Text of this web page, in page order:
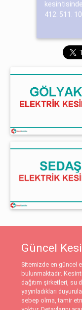
412. 511.
Güncel
Sitemizde en güncel
bulunmaktadır.
dağıtım şirketleri, su
yayınladıkları
sebep olma, tamir